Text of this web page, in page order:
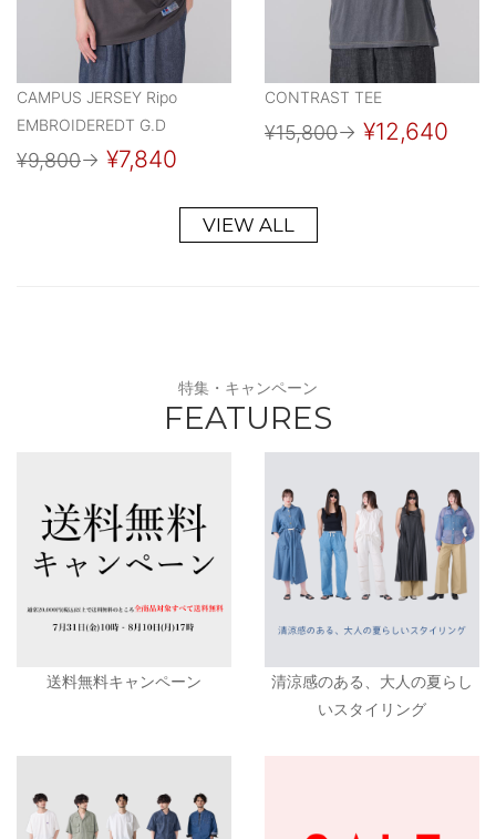
CAMPUS JERSEY Ripo
EMBROIDEREDT G.D
¥9,800→ ¥7,840
CONTRAST TEE
¥15,800→ ¥12,640
VIEW ALL
特集・キャンペーン
FEATURES
送料無料キャンペーン
清涼感のある、大人の夏らし
いスタイリング